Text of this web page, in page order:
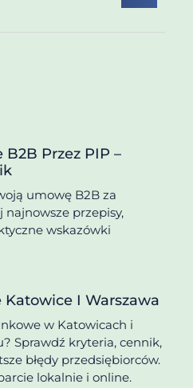
Przez PIP –
umowę B2B za
najnowsze przepisy,
wskazówki
I Warszawa
w Katowicach i
Sprawdź kryteria, cennik,
błędy przedsiębiorców.
lokalnie i online.